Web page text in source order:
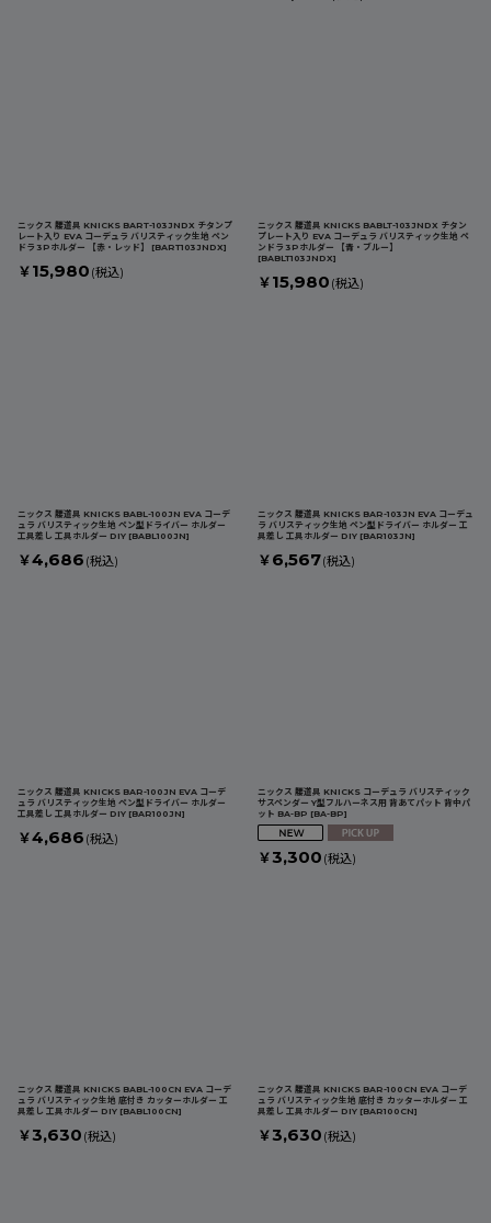
ニックス 腰道具 KNICKS BART-103JNDX チタンプ
レート入り EVA コーデュラ バリスティック生地 ペン
ドラ 3Pホルダー 【赤・レッド】
[BART103JNDX]
￥ 15,980 (税込)
ニックス 腰道具 KNICKS BABLT-103JNDX チタン
プレート入り EVA コーデュラ バリスティック生地 ペ
ンドラ 3Pホルダー 【青・ブルー】
[BABLT103JNDX]
￥ 15,980 (税込)
ニックス 腰道具 KNICKS BABL-100JN EVA コーデ
ュラ バリスティック生地 ペン型ドライバー ホルダー
工具差し 工具ホルダー DIY [BABL100JN]
￥4,686 (税込)
ニックス 腰道具 KNICKS BAR-103JN EVA コーデュ
ラ バリスティック生地 ペン型ドライバー ホルダー 工
具差し 工具ホルダー DIY [BAR103JN]
￥ 6,567(税込)
ニックス 腰道具 KNICKS BAR-100JN EVA コーデ
ュラ バリスティック生地 ペン型ドライバー ホルダー
工具差し 工具ホルダー DIY [BAR100JN]
￥4,686 (税込)
ニックス 腰道具 KNICKS コーデュラ バリスティック
サスペンダー Y型フルハーネス用 背あてパット 背中パ
ット BA-BP [BA-BP]
￥3,300 (税込)
ニックス 腰道具 KNICKS BABL-100CN EVA コーデ
ュラ バリスティック生地 底付き カッターホルダー 工
具差し 工具ホルダー DIY [BABL100CN]
￥3,630 (税込)
ニックス 腰道具 KNICKS BAR-100CN EVA コーデ
ュラ バリスティック生地 底付き カッターホルダー 工
具差し 工具ホルダー DIY [BAR100CN]
￥3,630 (税込)